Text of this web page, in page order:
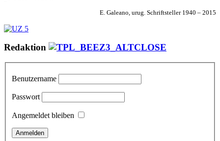
E. Galeano, urug. Schriftsteller 1940 – 2015
Redaktion
Benutzername
Passwort
Angemeldet bleiben